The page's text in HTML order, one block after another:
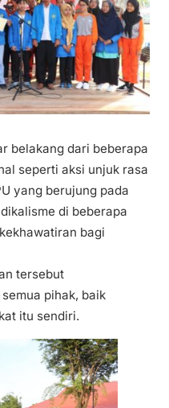
belakang dari beberapa
seperti aksi unjuk rasa
yang berujung pada
di beberapa
bagi
tersebut
pihak, baik
itu sendiri.